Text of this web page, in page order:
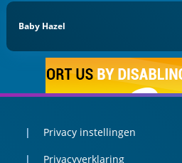
Baby Hazel
Privacy instellingen
Privacyverklaring